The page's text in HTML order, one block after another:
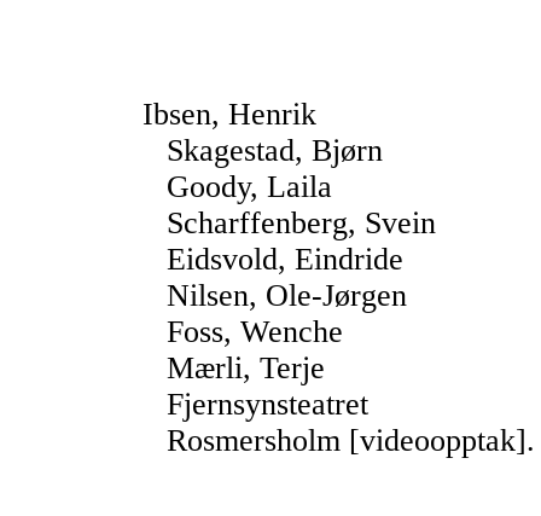
Ibsen, Henrik
Skagestad, Bjørn
Goody, Laila
Scharffenberg, Svein
Eidsvold, Eindride
Nilsen, Ole-Jørgen
Foss, Wenche
Mærli, Terje
Fjernsynsteatret
Rosmersholm